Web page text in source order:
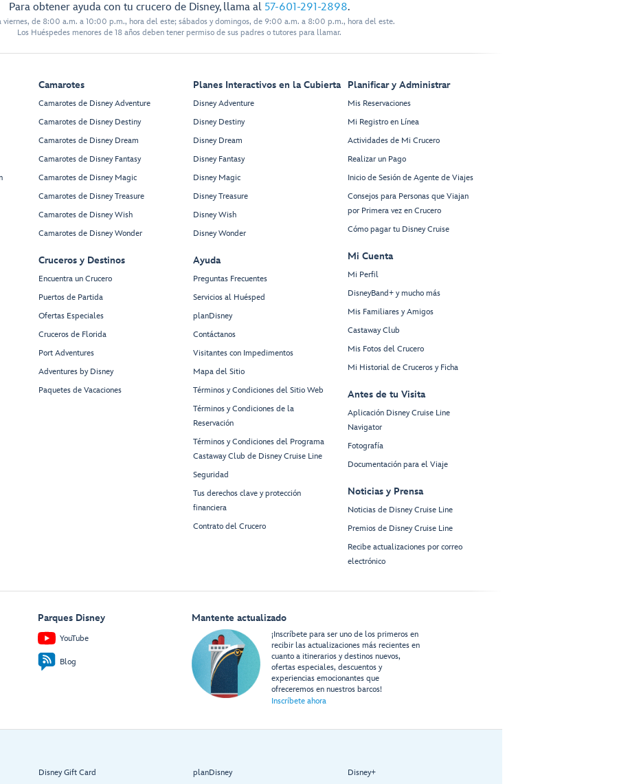
Para obtener ayuda con tu crucero de Disney, llama al 57-601-291-2898.
viernes, de 8:00 a.m. a 10:00 p.m., hora del este; sábados y domingos, de 9:00 a.m. a 8:00 p.m., hora del este.
Los Huéspedes menores de 18 años deben tener permiso de sus padres o tutores para llamar.
Camarotes
Camarotes de Disney Adventure
Camarotes de Disney Destiny
Camarotes de Disney Dream
Camarotes de Disney Fantasy
Camarotes de Disney Magic
Camarotes de Disney Treasure
Camarotes de Disney Wish
Camarotes de Disney Wonder
Cruceros y Destinos
Encuentra un Crucero
Puertos de Partida
Ofertas Especiales
Cruceros de Florida
Port Adventures
Adventures by Disney
Paquetes de Vacaciones
Planes Interactivos en la Cubierta
Disney Adventure
Disney Destiny
Disney Dream
Disney Fantasy
Disney Magic
Disney Treasure
Disney Wish
Disney Wonder
Ayuda
Preguntas Frecuentes
Servicios al Huésped
planDisney
Contáctanos
Visitantes con Impedimentos
Mapa del Sitio
Términos y Condiciones del Sitio Web
Términos y Condiciones de la
Reservación
Términos y Condiciones del Programa
Castaway Club de Disney Cruise Line
Seguridad
Tus derechos clave y protección
financiera
Contrato del Crucero
Planificar y Administrar
Mis Reservaciones
Mi Registro en Línea
Actividades de Mi Crucero
Realizar un Pago
Inicio de Sesión de Agente de Viajes
Consejos para Personas que Viajan
por Primera vez en Crucero
Cómo pagar tu Disney Cruise
Mi Cuenta
Mi Perfil
DisneyBand+ y mucho más
Mis Familiares y Amigos
Castaway Club
Mis Fotos del Crucero
Mi Historial de Cruceros y Ficha
Antes de tu Visita
Aplicación Disney Cruise Line
Navigator
Fotografía
Documentación para el Viaje
Noticias y Prensa
Noticias de Disney Cruise Line
Premios de Disney Cruise Line
Recibe actualizaciones por correo
electrónico
Parques Disney
YouTube
Blog
Mantente actualizado
¡Inscríbete para ser uno de los primeros en
recibir las actualizaciones más recientes en
cuanto a itinerarios y destinos nuevos,
ofertas especiales, descuentos y
experiencias emocionantes que
ofreceremos en nuestros barcos!
Inscríbete ahora
Disney Gift Card planDisney Disney+